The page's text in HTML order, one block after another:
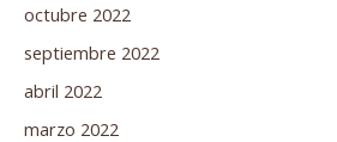
octubre 2022
septiembre 2022
abril 2022
marzo 2022